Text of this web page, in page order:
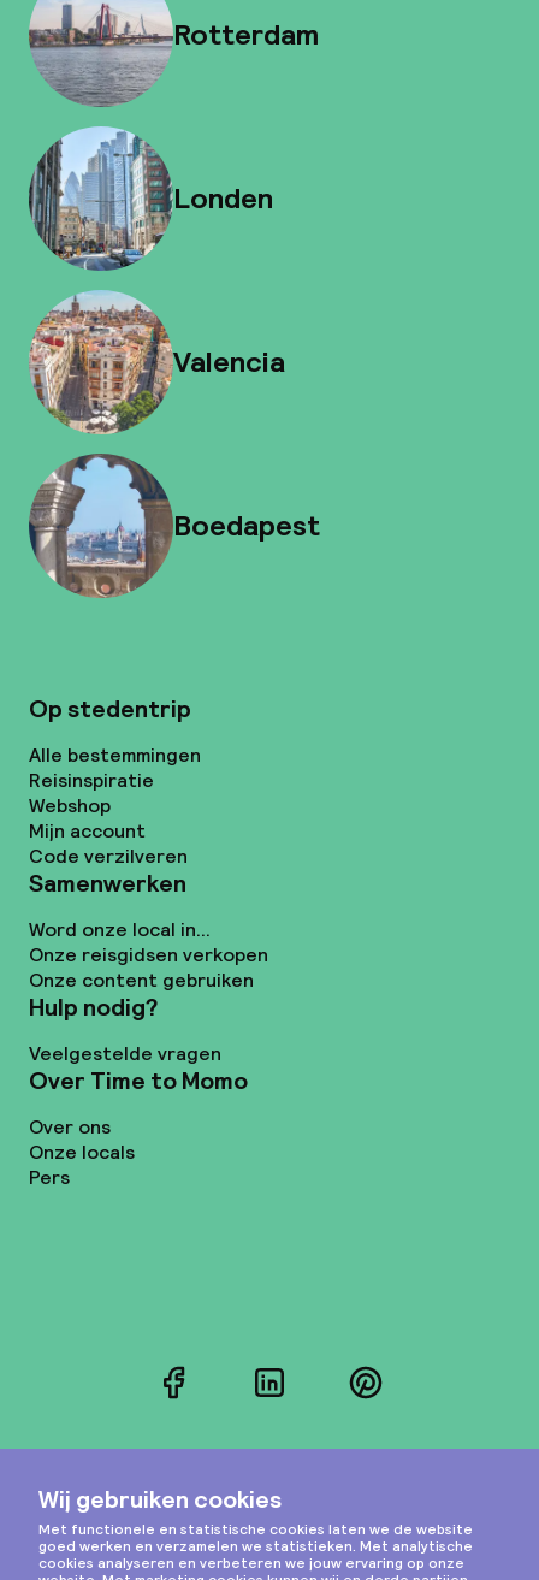
Rotterdam
Londen
Valencia
Boedapest
Op stedentrip
Alle bestemmingen
Reisinspiratie
Webshop
Mijn account
Code verzilveren
Samenwerken
Word onze local in...
Onze reisgidsen verkopen
Onze content gebruiken
Hulp nodig?
Veelgestelde vragen
Over Time to Momo
Over ons
Onze locals
Pers
FacebookLinkedInPinterest
Instagram